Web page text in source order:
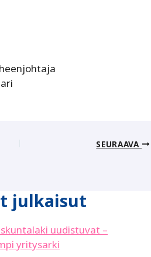
SEURAAVA
julkaisut
uudistuvat –
yritysarki